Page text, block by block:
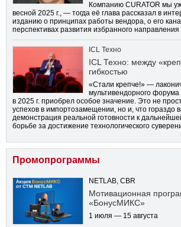
Компанию CURATOR мы
весной 2025 г., — тогда её глава рассказал в
изданию о принципах работы вендора, о его
перспективах развития избранного
ICL Техно
ICL Техно: между
гибкостью
«Стали крепче!» —
мультивендорного
в 2025 г. приобрел особое значение. Это не
успехов в импортозамещении, но и, что гораздо
демонстрация реальной готовности к
борьбе за достижение технологического
Промопрограммы
NETLAB, CBR
Мотивационная
«БонусМИКС»
1 июля — 15 августа